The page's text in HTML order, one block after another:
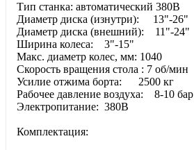
Тип станка: автоматический 380В
Диаметр диска (изнутри): 13"-26"
Диаметр диска (внешний): 11"-24"
Ширина колеса: 3"-15"
Макс. диаметр колес, мм: 1040
Скорость вращения стола : 7 об/мин
Усилие отжима борта: 2500 кг
Рабочее давление воздуха: 8-10 бар
Электропитание: 380В
Комплектация: